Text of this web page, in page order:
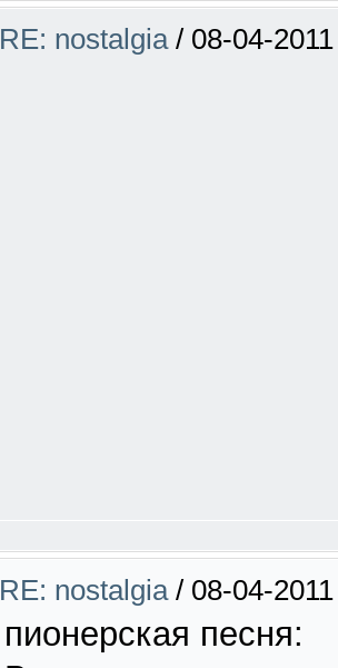
RE: nostalgia / 08-04-
RE: nostalgia / 08-04-
пионерская песня: